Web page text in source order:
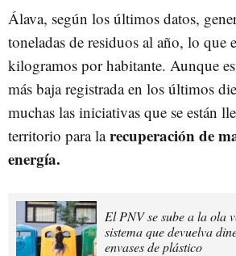
Álava, según los últimos datos,
toneladas de residuos al año, lo que
kilogramos por habitante. Aunque
más baja registrada en los últimos
muchas las iniciativas que se están
territorio para larecuperación de
energía.
El PNV se sube a la ola
sistema que devuelva
envases de plástico